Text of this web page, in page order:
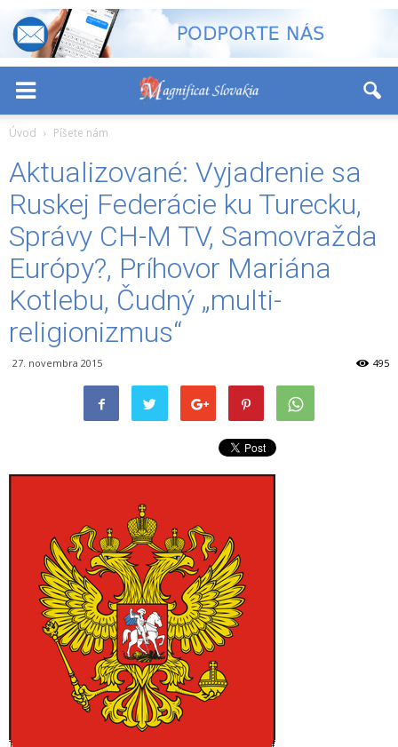
Úvod Píšete nám
Aktualizované: Vyjadrenie sa
Ruskej Federácie ku Turecku,
Správy CH-M TV, Samovražda
Európy?, Príhovor Mariána
Kotlebu, Čudný „multi-
religionizmus“
27. novembra 2015 495
+